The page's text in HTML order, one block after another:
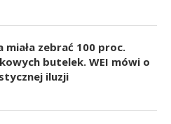
miała zebrać 100 proc.
butelek. WEI mówi o
iluzji